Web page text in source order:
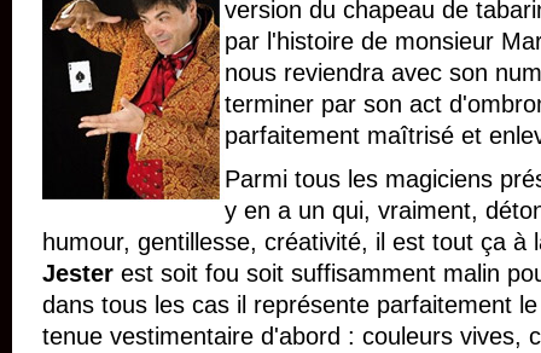
version du chapeau de
par l'histoire de monsieur
nous reviendra avec son
terminer par son act
parfaitement maîtrisé et
Parmi tous les magiciens
y en a un qui, vraiment,
humour, gentillesse, créativité, il est tout ça à
Jester est soit fou soit suffisamment malin
dans tous les cas il représente parfaitement
tenue vestimentaire d'abord : couleurs vives,